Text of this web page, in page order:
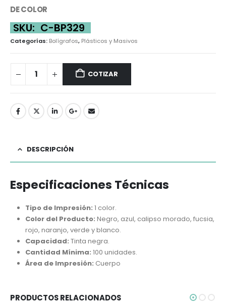
DE COLOR
SKU: C-BP329
Categorías: Bolígrafos, Plásticos y Masivos
COTIZAR
DESCRIPCIÓN
Especificaciones Técnicas
Tipo de Impresión: 1 color.
Color del Producto: Negro, azul, calipso morado, fucsia,
rojo, naranjo, verde y blanco.
Capacidad: Tinta negra.
Cantidad Mínima: 100 unidades.
Área de Impresión: Cuerpo
PRODUCTOS RELACIONADOS